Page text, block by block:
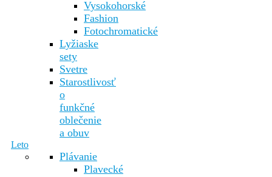
Vysokohorské
Fashion
Fotochromatické
Lyžiaske
sety
Svetre
Starostlivosť
o
funkčné
oblečenie
a obuv
Leto
Plávanie
Plavecké